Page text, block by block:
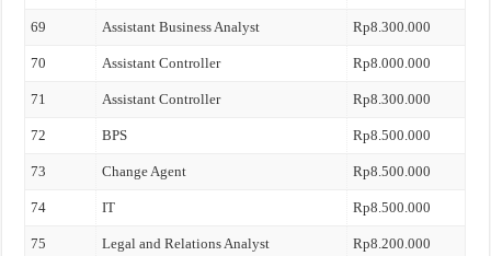
69 Assistant Business Analyst Rp8.300.000
70 Assistant Controller Rp8.000.000
71 Assistant Controller Rp8.300.000
72 BPS Rp8.500.000
73 Change Agent Rp8.500.000
74 IT Rp8.500.000
75 Legal and Relations Analyst Rp8.200.000